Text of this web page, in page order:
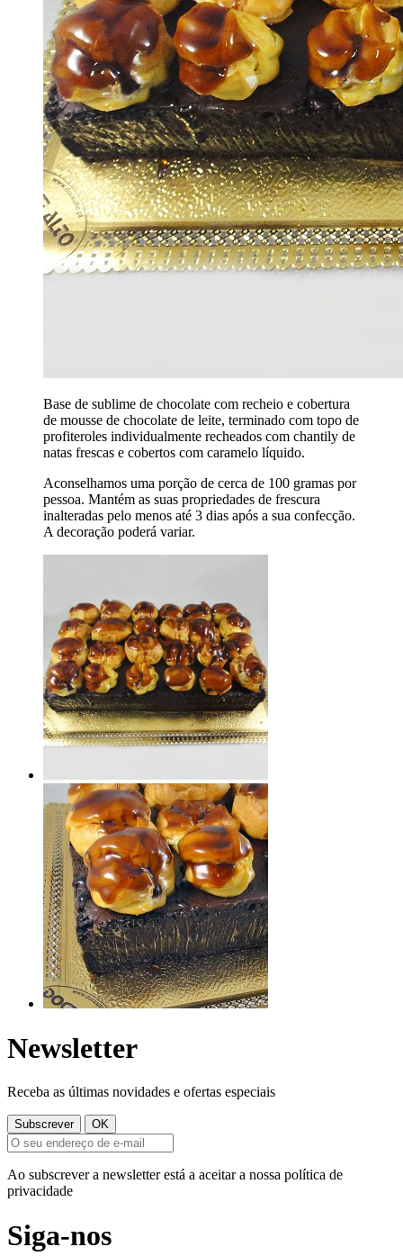
Base de sublime de chocolate com recheio e cobertura
de mousse de chocolate de leite, terminado com topo de
profiteroles individualmente recheados com chantily de
natas frescas e cobertos com caramelo líquido.
Aconselhamos uma porção de cerca de 100 gramas por
pessoa. Mantém as suas propriedades de frescura
inalteradas pelo menos até 3 dias após a sua confecção.
A decoração poderá variar.
Newsletter
Receba as últimas novidades e ofertas especiais
Ao subscrever a newsletter está a aceitar a nossa política de
privacidade
Siga-nos